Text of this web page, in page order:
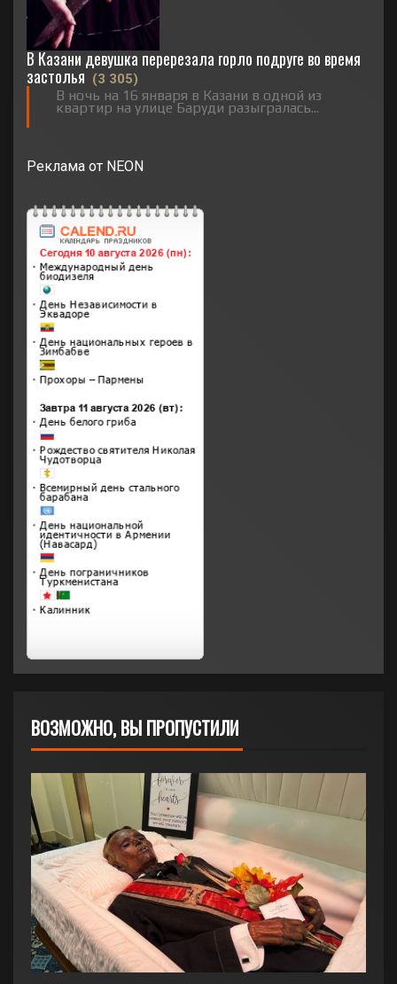
В Казани девушка перерезала горло подруге во время
застолья (3 305)
В ночь на 16 января в Казани в одной из
квартир на улице Баруди разыгралась...
Реклама от NEON
ВОЗМОЖНО, ВЫ ПРОПУСТИЛИ